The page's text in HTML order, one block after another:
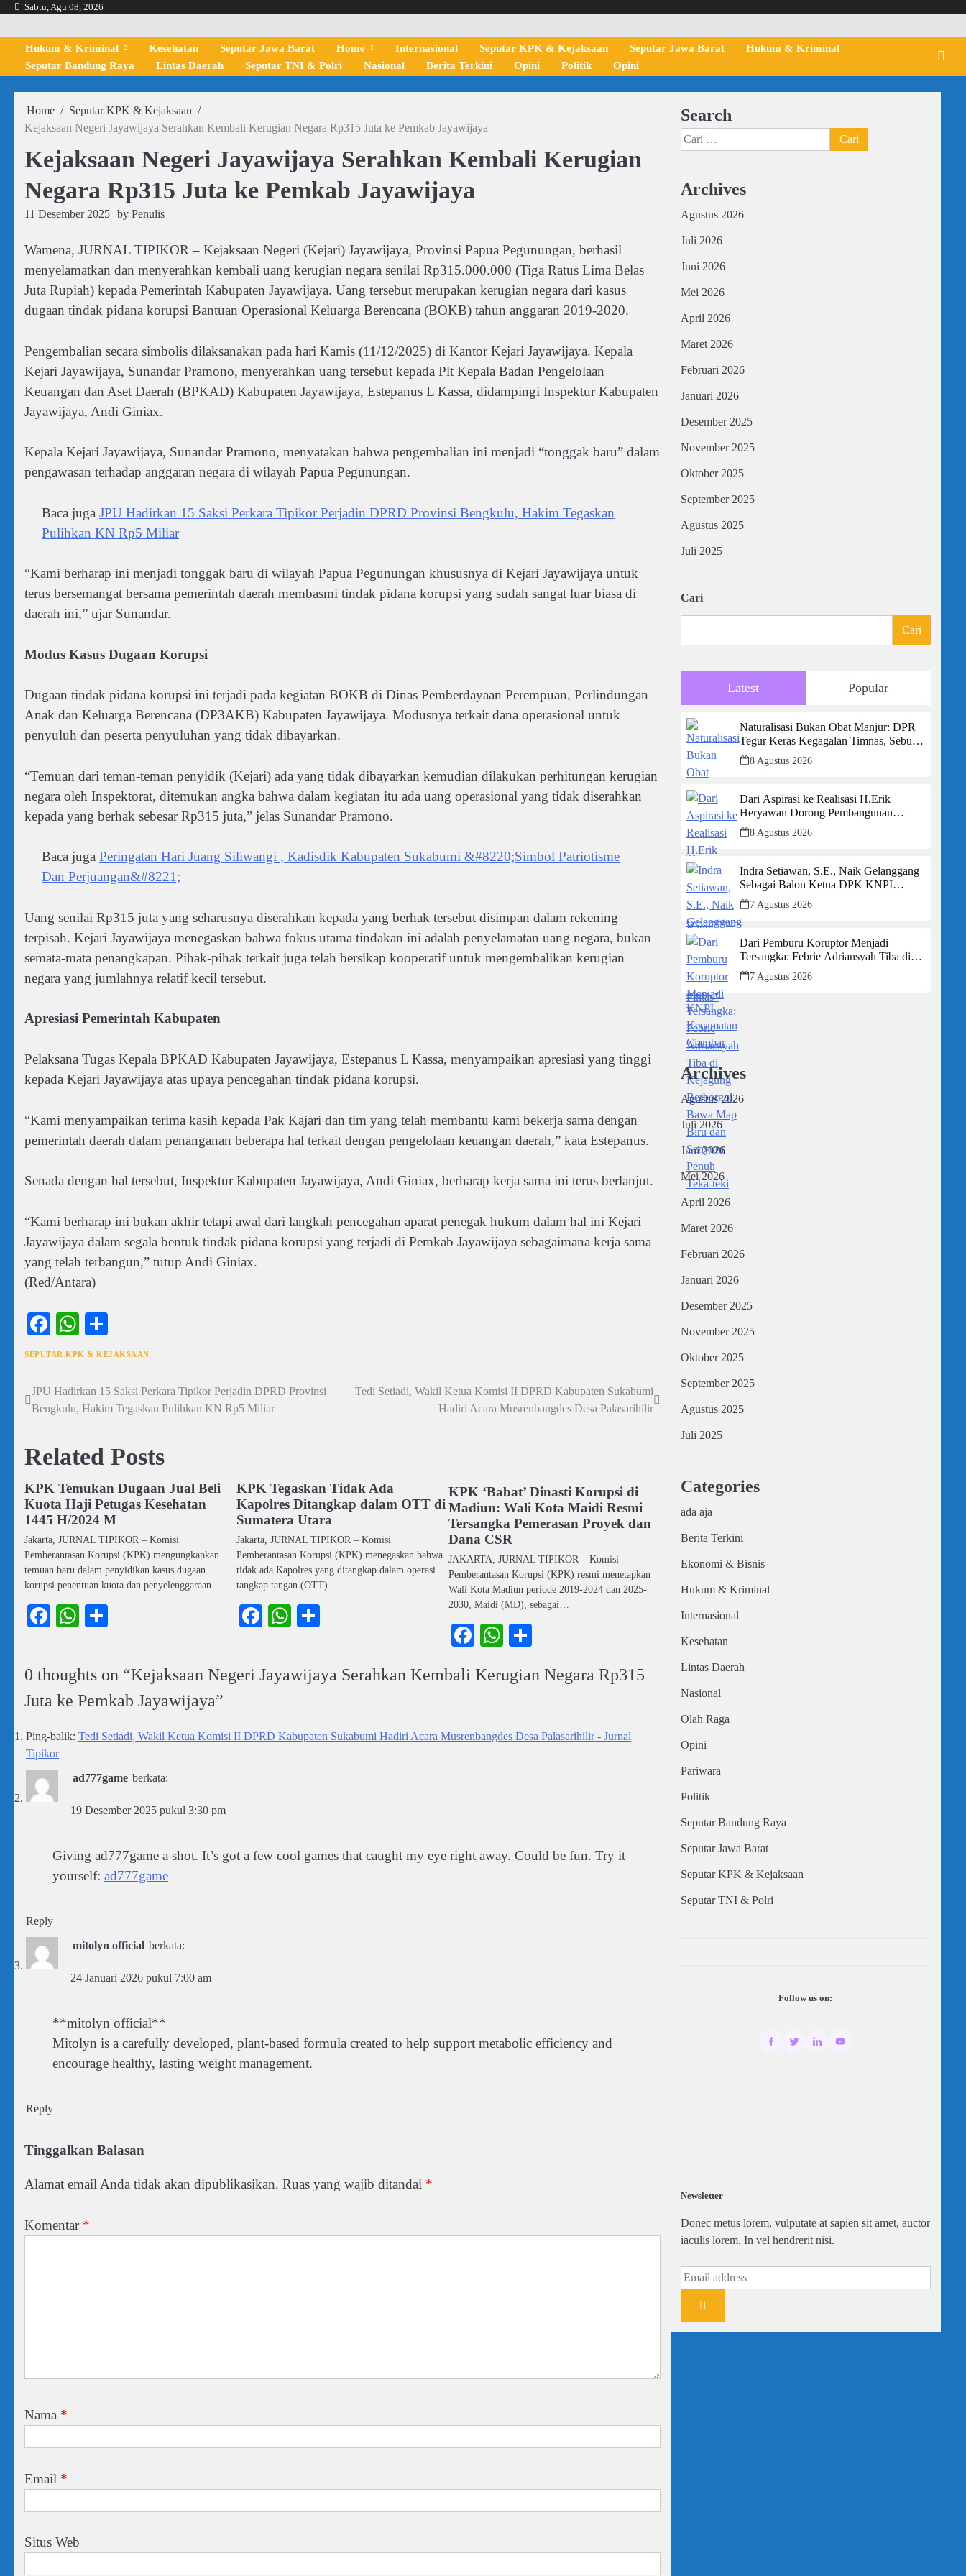
Skip
content
Sabtu, Agu 08, 2026
Hukum & Kriminal Kesehatan Seputar Jawa Barat Home Internasional Seputar KPK & Kejaksaan Seputar Jawa Barat
Hukum & Kriminal
Seputar Bandung Raya
Lintas Daerah Seputar TNI & Polri Nasional Berita Terkini Opini Politik Opini
Home
Seputar KPK & Kejaksaan
Kejaksaan Negeri Jayawijaya Serahkan Kembali Kerugian Negara Rp315 Juta ke Pemkab Jayawijaya
Kejaksaan Negeri Jayawijaya Serahkan Kembali Kerugian
Negara Rp315 Juta ke Pemkab Jayawijaya
11 Desember 2025 by Penulis
Wamena, JURNAL TIPIKOR – Kejaksaan Negeri (Kejari) Jayawijaya, Provinsi Papua Pegunungan, berhasil
menyelamatkan dan menyerahkan kembali uang kerugian negara senilai Rp315.000.000 (Tiga Ratus Lima Belas
Juta Rupiah) kepada Pemerintah Kabupaten Jayawijaya. Uang tersebut merupakan kerugian negara dari kasus
dugaan tindak pidana korupsi Bantuan Operasional Keluarga Berencana (BOKB) tahun anggaran 2019-2020.
Pengembalian secara simbolis dilaksanakan pada hari Kamis (11/12/2025) di Kantor Kejari Jayawijaya. Kepala
Kejari Jayawijaya, Sunandar Pramono, menyerahkan uang tersebut kepada Plt Kepala Badan Pengelolaan
Keuangan dan Aset Daerah (BPKAD) Kabupaten Jayawijaya, Estepanus L Kassa, didampingi Inspektur Kabupaten
Jayawijaya, Andi Giniax.
Kepala Kejari Jayawijaya, Sunandar Pramono, menyatakan bahwa pengembalian ini menjadi “tonggak baru” dalam
pengawasan terhadap anggaran negara di wilayah Papua Pegunungan.
Baca juga JPU Hadirkan 15 Saksi Perkara Tipikor Perjadin DPRD Provinsi Bengkulu, Hakim Tegaskan
Pulihkan KN Rp5 Miliar
“Kami berharap ini menjadi tonggak baru di wilayah Papua Pegunungan khususnya di Kejari Jayawijaya untuk
terus bersemangat bersama pemerintah daerah membasmi tindak pidana korupsi yang sudah sangat luar biasa di
daerah ini,” ujar Sunandar.
Modus Kasus Dugaan Korupsi
Dugaan tindak pidana korupsi ini terjadi pada kegiatan BOKB di Dinas Pemberdayaan Perempuan, Perlindungan
Anak dan Keluarga Berencana (DP3AKB) Kabupaten Jayawijaya. Modusnya terkait dana operasional untuk
penyuluh dan peserta penyuluhan yang tidak dibayarkan.
“Temuan dari teman-teman penyidik (Kejari) ada yang tidak dibayarkan kemudian dilakukan perhitungan kerugian
negara oleh Inspektorat, ditemukan angka bahwa dalam kegiatan itu ada uang operasional yang tidak diserahkan
kepada yang berhak sebesar Rp315 juta,” jelas Sunandar Pramono.
Baca juga Peringatan Hari Juang Siliwangi , Kadisdik Kabupaten Sukabumi &#8220;Simbol Patriotisme
Dan Perjuangan&#8221;
Uang senilai Rp315 juta yang seharusnya diserahkan kepada yang berhak tersebut disimpan dalam rekening
terpisah. Kejari Jayawijaya menegaskan bahwa fokus utama tindakan ini adalah penyelamatan uang negara, bukan
semata-mata penangkapan. Pihak-pihak terkait juga telah bersikap kooperatif untuk mengembalikan kerugian
negara yang jumlahnya relatif kecil tersebut.
Apresiasi Pemerintah Kabupaten
Pelaksana Tugas Kepala BPKAD Kabupaten Jayawijaya, Estepanus L Kassa, menyampaikan apresiasi yang tinggi
kepada Kejari Jayawijaya atas upaya pencegahan tindak pidana korupsi.
“Kami menyampaikan terima kasih kepada Pak Kajari dan tim yang telah membantu kami bekerja sama dengan
pemerintah daerah dalam penanganan beberapa hal terkait dengan pengelolaan keuangan daerah,” kata Estepanus.
Senada dengan hal tersebut, Inspektur Kabupaten Jayawijaya, Andi Giniax, berharap kerja sama ini terus berlanjut.
“Kami berharap ini bukan akhir tetapi awal dari langkah pencegahan aparat penegak hukum dalam hal ini Kejari
Jayawijaya dalam segala bentuk tindak pidana korupsi yang terjadi di Pemkab Jayawijaya sebagaimana kerja sama
yang telah terbangun,” tutup Andi Giniax.
(Red/Antara)
Facebook
WhatsApp
SEPUTAR KPK & KEJAKSAAN
Navigasi
JPU Hadirkan 15 Saksi Perkara Tipikor Perjadin DPRD Provinsi
Bengkulu, Hakim Tegaskan Pulihkan KN Rp5 Miliar
Tedi Setiadi, Wakil Ketua Komisi II DPRD Kabupaten Sukabumi
Hadiri Acara Musrenbangdes Desa Palasarihilir
Related Posts
KPK Temukan Dugaan Jual Beli
Kuota Haji Petugas Kesehatan
1445 H/2024 M
Jakarta, JURNAL TIPIKOR – Komisi
Pemberantasan Korupsi (KPK) mengungkapkan
temuan baru dalam penyidikan kasus dugaan
korupsi penentuan kuota dan penyelenggaraan…
Facebook
WhatsApp
KPK Tegaskan Tidak Ada
Kapolres Ditangkap dalam OTT di
Sumatera Utara
Jakarta, JURNAL TIPIKOR – Komisi
Pemberantasan Korupsi (KPK) menegaskan bahwa
tidak ada Kapolres yang ditangkap dalam operasi
tangkap tangan (OTT)…
Facebook
WhatsApp
KPK ‘Babat’ Dinasti Korupsi di
Madiun: Wali Kota Maidi Resmi
Tersangka Pemerasan Proyek dan
Dana CSR
JAKARTA, JURNAL TIPIKOR – Komisi
Pemberantasan Korupsi (KPK) resmi menetapkan
Wali Kota Madiun periode 2019-2024 dan 2025-
2030, Maidi (MD), sebagai…
Facebook
WhatsApp
0 thoughts on “Kejaksaan Negeri Jayawijaya Serahkan Kembali Kerugian Negara Rp315
Juta ke Pemkab Jayawijaya”
Ping-balik: Tedi Setiadi, Wakil Ketua Komisi II DPRD Kabupaten Sukabumi Hadiri Acara Musrenbangdes Desa Palasarihilir - Jurnal
Tipikor
ad777game berkata:
19 Desember 2025 pukul 3:30 pm
Giving ad777game a shot. It’s got a few cool games that caught my eye right away. Could be fun. Try it
yourself: ad777game
Reply
mitolyn official berkata:
24 Januari 2026 pukul 7:00 am
**mitolyn official**
Mitolyn is a carefully developed, plant-based formula created to help support metabolic efficiency and
encourage healthy, lasting weight management.
Reply
Tinggalkan Balasan
Alamat email Anda tidak akan dipublikasikan. Ruas yang wajib ditandai *
Komentar *
Nama *
Email *
Situs Web
Search
Cari
untuk:
Archives
Agustus 2026
Juli 2026
Juni 2026
Mei 2026
April 2026
Maret 2026
Februari 2026
Januari 2026
Desember 2025
November 2025
Oktober 2025
September 2025
Agustus 2025
Juli 2025
Cari
Cari
Latest Popular
Naturalisasi Bukan Obat Manjur: DPR
Tegur Keras Kegagalan Timnas, Sebut
Potensi Anak Bangsa Terabaikan Demi
“Jalan Pintas”
8 Agustus 2026
Dari Aspirasi ke Realisasi H.Erik
Heryawan Dorong Pembangunan
Infrastruktur Jalan Cikalong Bunder
8 Agustus 2026
Indra Setiawan, S.E., Naik Gelanggang
Sebagai Balon Ketua DPK KNPI
Kecamatan Ciambar
7 Agustus 2026
Dari Pemburu Koruptor Menjadi
Tersangka: Febrie Adriansyah Tiba di
Kejagung Berborgol, Bawa Map Biru
dan Senyum Penuh Teka-teki
7 Agustus 2026
Archives
Agustus 2026
Juli 2026
Juni 2026
Mei 2026
April 2026
Maret 2026
Februari 2026
Januari 2026
Desember 2025
November 2025
Oktober 2025
September 2025
Agustus 2025
Juli 2025
Categories
ada aja
Berita Terkini
Ekonomi & Bisnis
Hukum & Kriminal
Internasional
Kesehatan
Lintas Daerah
Nasional
Olah Raga
Opini
Pariwara
Politik
Seputar Bandung Raya
Seputar Jawa Barat
Seputar KPK & Kejaksaan
Seputar TNI & Polri
Follow us on:
Newsletter
Donec metus lorem, vulputate at sapien sit amet, auctor
iaculis lorem. In vel hendrerit nisi.